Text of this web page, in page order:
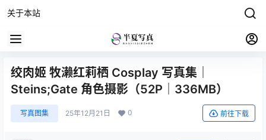
关于本站
绞肉姬 牧濑红莉栖 Cosplay 写真集｜
Steins;Gate 角色摄影（52P｜336MB）
写真图集 25年12月21日 0 前往下载